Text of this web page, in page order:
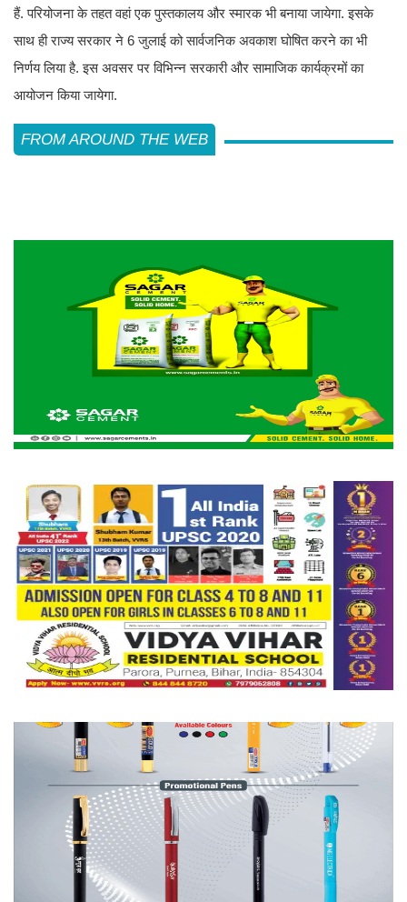
हैं. परियोजना के तहत वहां एक पुस्तकालय और स्मारक भी बनाया जायेगा. इसके
साथ ही राज्य सरकार ने 6 जुलाई को सार्वजनिक अवकाश घोषित करने का भी
निर्णय लिया है. इस अवसर पर विभिन्न सरकारी और सामाजिक कार्यक्रमों का
आयोजन किया जायेगा.
FROM AROUND THE WEB